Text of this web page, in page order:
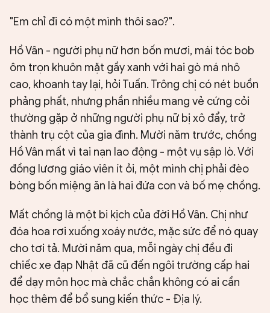
"Em chỉ đi có một mình thôi sao?".
Hồ Vân - người phụ nữ hơn bốn mươi, mái tóc bob
ôm trọn khuôn mặt gầy xanh với hai gò má nhô
cao, khoanh tay lại, hỏi Tuấn. Trông chị có nét buồn
phảng phất, nhưng phần nhiều mang vẻ cứng cỏi
thường gặp ở những người phụ nữ bị xô đẩy, trở
thành trụ cột của gia đình. Mười năm trước, chồng
Hồ Vân mất vì tai nạn lao động - một vụ sập lò. Với
đồng lương giáo viên ít ỏi, một mình chị phải đèo
bòng bốn miệng ăn là hai đứa con và bố mẹ chồng.
Mất chồng là một bi kịch của đời Hồ Vân. Chị như
đóa hoa rơi xuống xoáy nước, mặc sức để nó quay
cho tơi tả. Mười năm qua, mỗi ngày chị đều đi
chiếc xe đạp Nhật đã cũ đến ngôi trường cấp hai
để dạy môn học mà chắc chắn không có ai cần
học thêm để bổ sung kiến thức - Địa lý.